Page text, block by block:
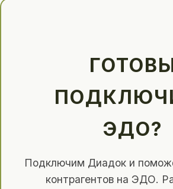
ЭДО?
Подключим Диадок и
контрагентов на ЭДО.